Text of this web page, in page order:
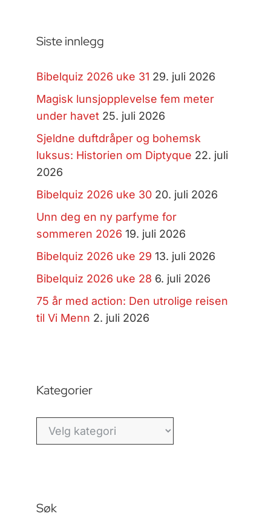
Siste innlegg
Bibelquiz 2026 uke 31 29. juli 2026
Magisk lunsjopplevelse fem meter
under havet 25. juli 2026
Sjeldne duftdråper og bohemsk
luksus: Historien om Diptyque 22. juli
2026
Bibelquiz 2026 uke 30 20. juli 2026
Unn deg en ny parfyme for
sommeren 2026 19. juli 2026
Bibelquiz 2026 uke 29 13. juli 2026
Bibelquiz 2026 uke 28 6. juli 2026
75 år med action: Den utrolige reisen
til Vi Menn 2. juli 2026
Kategorier
Kategorier
Søk